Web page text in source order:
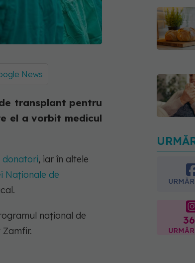
News
transplant pentru
el a vorbit medicul
donatori, iar în altele
Naționale de
național de